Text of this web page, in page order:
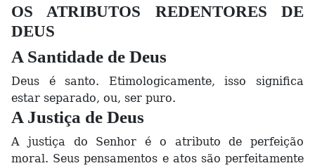
OS ATRIBUTOS REDENTORES DE
DEUS
A Santidade de Deus
Deus é santo. Etimologicamente, isso significa
estar separado, ou, ser puro.
A Justiça de Deus
A justiça do Senhor é o atributo de perfeição
moral. Seus pensamentos e atos são perfeitamente